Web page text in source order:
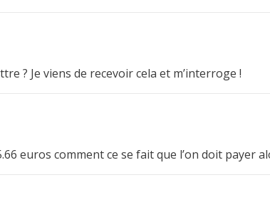
? Je viens de recevoir cela et m’interroge !
euros comment ce se fait que l’on doit payer